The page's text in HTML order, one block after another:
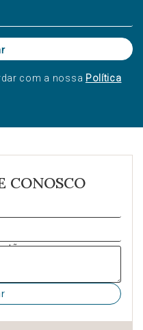
com a nossa Política
CONOSCO